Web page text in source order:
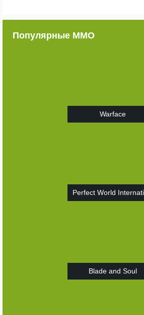
Популярные ММО
Warface
Blade and Soul